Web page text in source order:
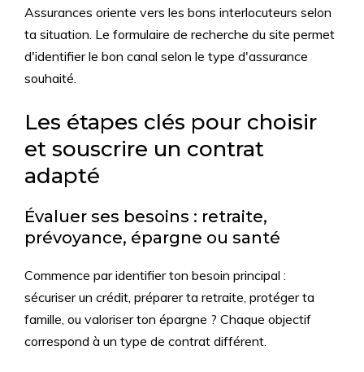
Assurances oriente vers les bons interlocuteurs selon
ta situation. Le formulaire de recherche du site permet
d'identifier le bon canal selon le type d'assurance
souhaité.
Les étapes clés pour choisir
et souscrire un contrat
adapté
Évaluer ses besoins : retraite,
prévoyance, épargne ou santé
Commence par identifier ton besoin principal :
sécuriser un crédit, préparer ta retraite, protéger ta
famille, ou valoriser ton épargne ? Chaque objectif
correspond à un type de contrat différent.